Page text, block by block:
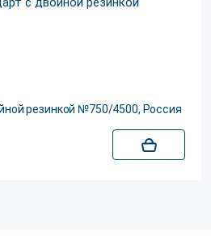
резинкой №750/4500, Россия